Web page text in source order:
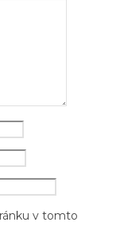
v tomto